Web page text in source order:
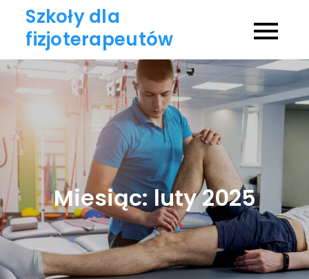
content
Szkoły dla
fizjoterapeutów
Miesiąc:luty 2025